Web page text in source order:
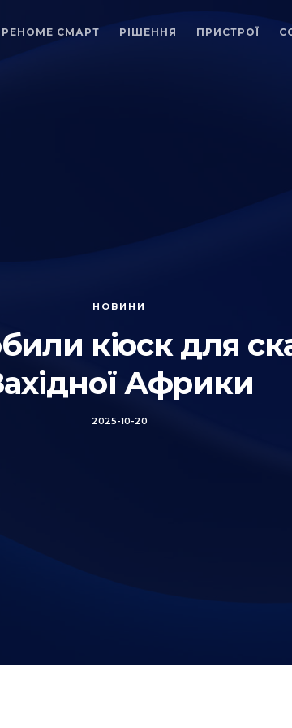
РЕНОМЕ СМАРТ РІШЕННЯ ПРИСТРОЇ
НОВИНИ
кіоск для
Африки
2025-10-20